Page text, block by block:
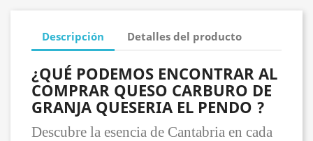
Descripción Detalles del producto
¿QUÉ PODEMOS ENCONTRAR AL
COMPRAR QUESO CARBURO DE
GRANJA QUESERIA EL PENDO ?
Descubre la esencia de Cantabria en cada